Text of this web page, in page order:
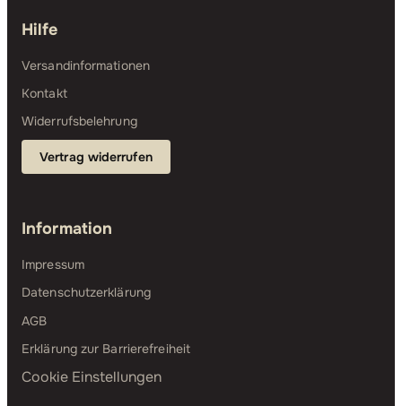
Hilfe
Versandinformationen
Kontakt
Widerrufsbelehrung
Vertrag widerrufen
Information
Impressum
Datenschutzerklärung
AGB
Erklärung zur Barrierefreiheit
Cookie Einstellungen